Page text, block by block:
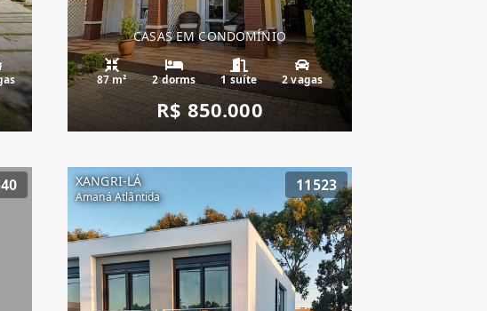
CASAS EM CONDOMÍNIO
87 m² 2 dorms 1 suíte 2 vagas
R$ 850.000
XANGRI-LÁ
Amaná Atlântida
11523